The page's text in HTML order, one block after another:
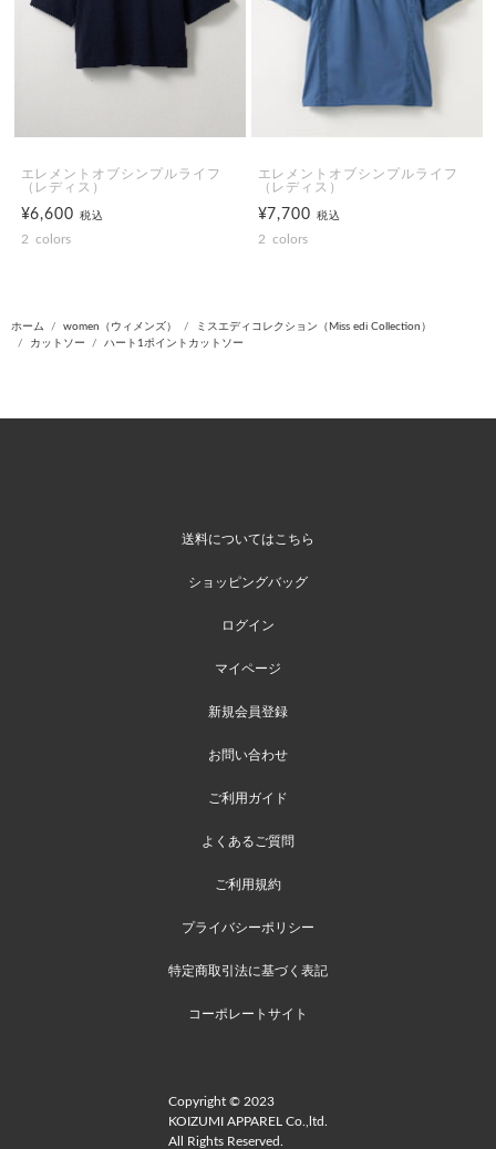
エレメントオブシンプルライフ
（レディス）
¥6,600税込
2 colors
エレメントオブシンプルライフ
（レディス）
¥7,700税込
2 colors
ホーム women（ウィメンズ）
ミスエディコレクション（Miss edi Collection）
カットソー
ハート1ポイントカットソー
送料についてはこちら
ショッピングバッグ
ログイン
マイページ
新規会員登録
お問い合わせ
ご利用ガイド
よくあるご質問
ご利用規約
プライバシーポリシー
特定商取引法に基づく表記
コーポレートサイト
Copyright © 2023
KOIZUMI APPAREL Co.,ltd.
All Rights Reserved.